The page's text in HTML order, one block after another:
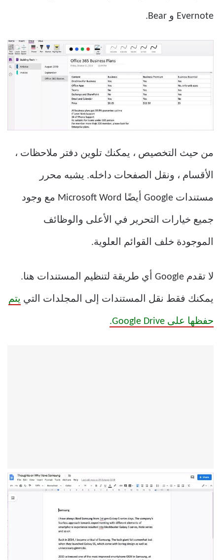
Evernote و Bear.
من حيث التخصيص ، يمكنك تلوين دفتر ملاحظات ،
الأقسام ، ونقل الصفحات داخله. يشبه محرر
مستندات Google أيضًا Microsoft Word مع وجود
جميع خيارات التحرير في الأعلى والوظائف
الموجودة خلف القوائم العلوية.
لا تقدم Google أي طريقة لتنظيم المستندات هنا.
يمكنك فقط نقل المستندات إلى المجلدات التي يتم
حفظها على Google Drive.